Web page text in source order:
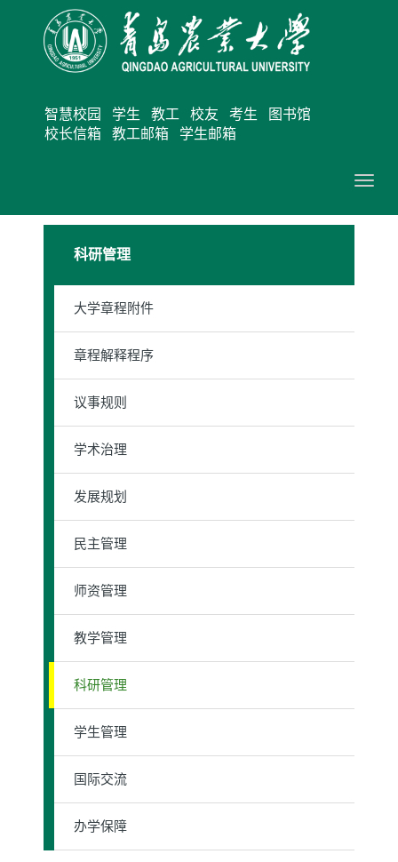
智慧校园 学生 教工 校友 考生
图书馆
校长信箱
教工邮箱 学生邮箱
切
换
科研管理
大学章程附件
章程解释程序
议事规则
学术治理
发展规划
民主管理
师资管理
教学管理
科研管理
学生管理
国际交流
办学保障